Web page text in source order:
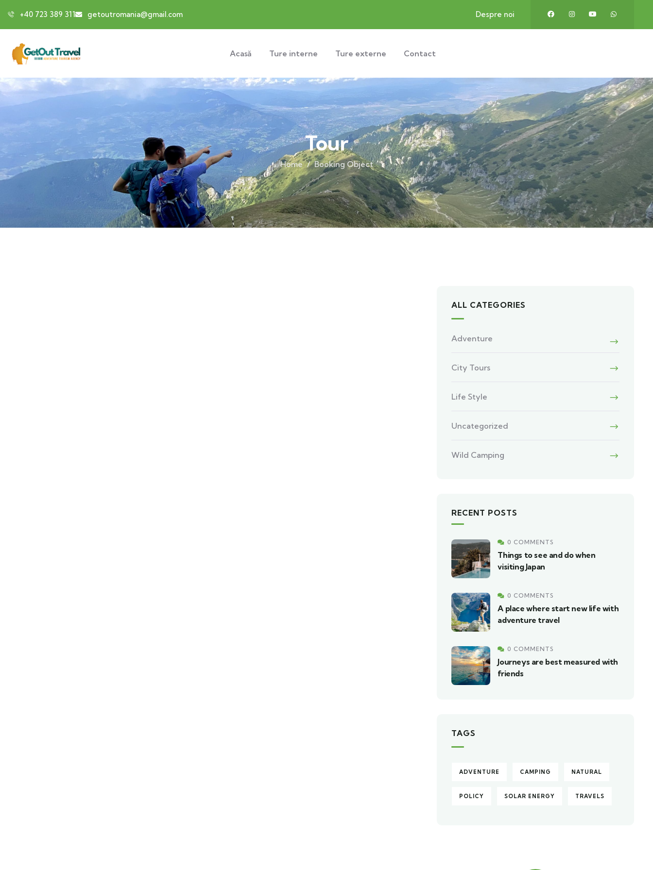
+40 723 389 311 getoutromania@gmail.com Despre noi
Acasă Ture interne Ture externe Contact
Tour
Home Booking Object
ALL CATEGORIES
Adventure
City Tours
Life Style
Uncategorized
Wild Camping
RECENT POSTS
0 COMMENTS
Things to see and do when
visiting Japan
0 COMMENTS
A place where start new life with
adventure travel
0 COMMENTS
Journeys are best measured with
friends
TAGS
ADVENTURE CAMPING NATURAL
POLICY SOLAR ENERGY TRAVELS